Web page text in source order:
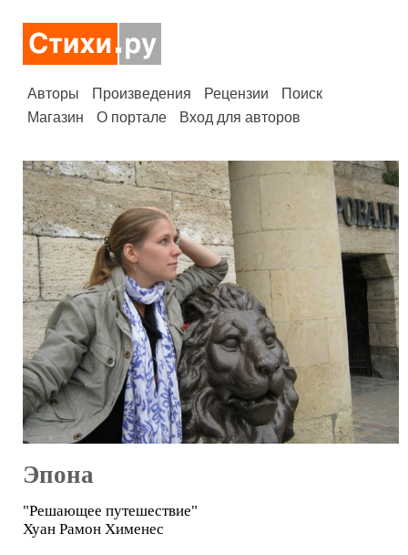
Авторы Произведения Рецензии
Поиск
Магазин
О портале Вход для авторов
Эпона
"Решающее путешествие"
Хуан Рамон Хименес